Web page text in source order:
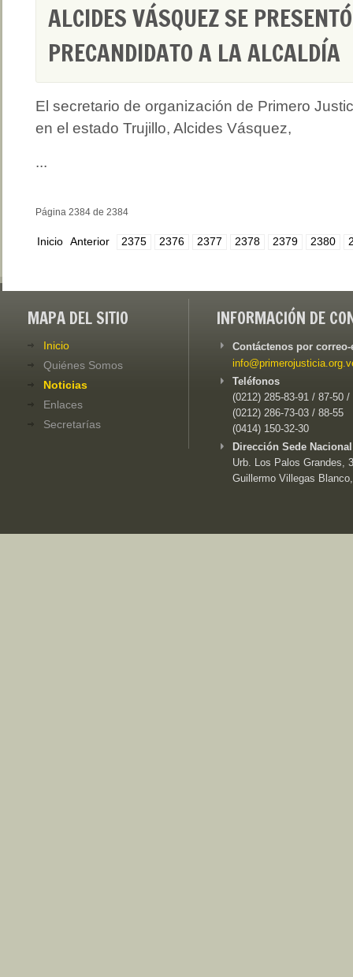
ALCIDES VÁSQUEZ SE
PRECANDIDATO A LA ALCALDÍA
El secretario de organización de Primero
en el estado Trujillo, Alcides Vásquez,
...
Página 2384 de 2384
Inicio Anterior 2375 2376 2377 2378 2379 2380
MAPA DEL SITIO
Inicio
Quiénes Somos
Noticias
Enlaces
Secretarías
INFORMACIÓN DE
Contáctenos por
Teléfonos
(0212) 285-83-91 / 87-50 /
(0212) 286-73-03 / 88-55
(0414) 150-32-30
Dirección Sede
Urb. Los Palos Grandes,
Guillermo Villegas